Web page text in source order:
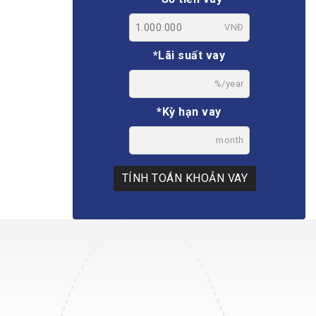
VNĐ
*Lãi suất vay
%/year
*Kỳ hạn vay
month
TÍNH TOÁN KHOẢN VAY